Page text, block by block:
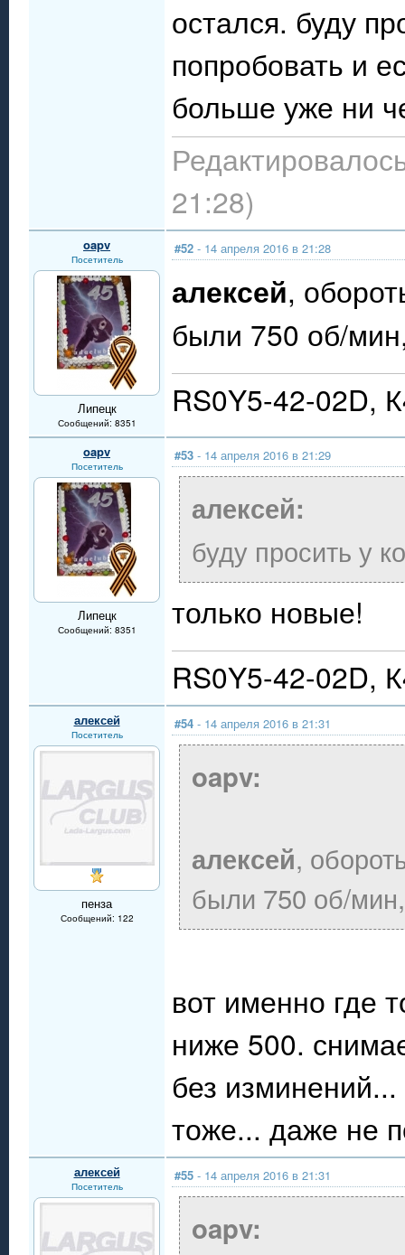
остался. буду
попробовать и
больше уже ни
21:28)
oapv
Посетитель
Липецк
Сообщений: 8351
#52 - 14 апреля 2016 в 21:28
алексей,
были 750 об/
RS0Y5-42-02D,
oapv
Посетитель
Липецк
Сообщений: 8351
#53 - 14 апреля 2016 в 21:29
алексей:
буду просить у
только новые!
RS0Y5-42-02D,
алексей
Посетитель
пенза
Сообщений: 122
#54 - 14 апреля 2016 в 21:31
oapv:
алексей,
были 750 об/
вот именно где
ниже 500.
без
тоже... даже не
алексей
Посетитель
#55 - 14 апреля 2016 в 21:31
oapv: